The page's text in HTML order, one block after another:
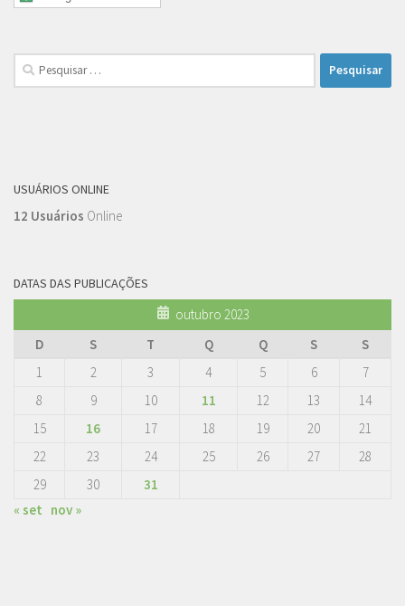
Pesquisar
por:
USUÁRIOS ONLINE
12 Usuários Online
DATAS DAS PUBLICAÇÕES
outubro 2023
D
S T Q Q S
S
1
2 3 4 5 6
7
8
9 10 11 12 13
14
15
16 17 18 19 20
21
22
23 24 25 26 27
28
29
30
31
« set nov »